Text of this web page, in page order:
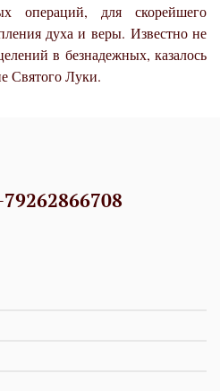
операций, для скорейшего
духа и веры. Известно не
в безнадежных, казалось
Святого Луки.